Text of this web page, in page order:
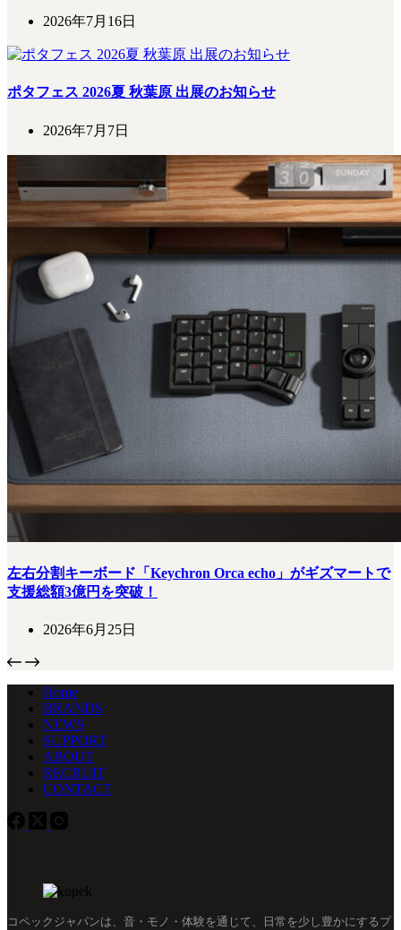
2026年7月16日
ポタフェス 2026夏 秋葉原 出展のお知らせ
2026年7月7日
左右分割キーボード「Keychron Orca echo」がギズマートで
支援総額3億円を突破！
2026年6月25日
Home
BRANDS
NEWS
SUPPORT
ABOUT
RECRUIT
CONTACT
コペックジャパンは、音・モノ・体験を通じて、日常を少し豊かにするプ